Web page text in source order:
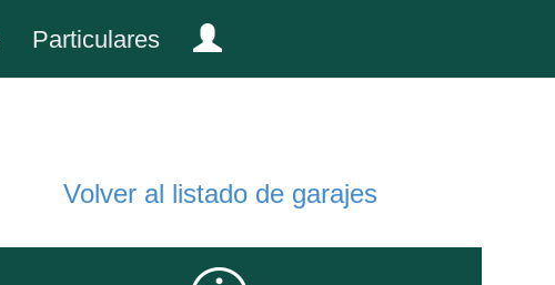
Particulares
Volver al listado de garajes